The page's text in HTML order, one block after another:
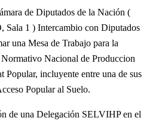
de Diputados de la Nación (
1 ) Intercambio con Diputados
una Mesa de Trabajo para la
Nacional de Produccion
Popular, incluyente entre una de sus
Popular al Suelo.
de una Delegación SELVIHP en el